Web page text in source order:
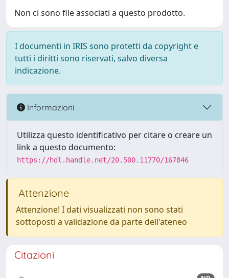
Non ci sono file associati a questo prodotto.
I documenti in IRIS sono protetti da copyright e
tutti i diritti sono riservati, salvo diversa
indicazione.
Informazioni
Utilizza questo identificativo per citare o creare un
link a questo documento:
https://hdl.handle.net/20.500.11770/167846
Attenzione
Attenzione! I dati visualizzati non sono stati
sottoposti a validazione da parte dell'ateneo
Citazioni